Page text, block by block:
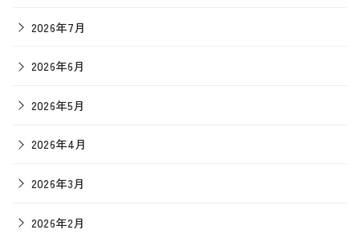
2026年7月
2026年6月
2026年5月
2026年4月
2026年3月
2026年2月